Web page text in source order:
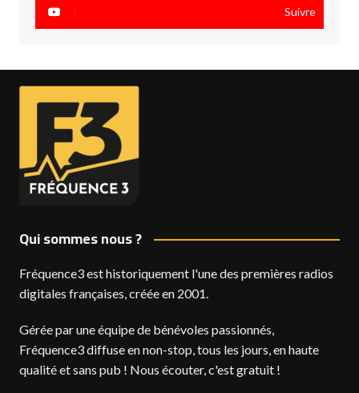
Suivre
Qui sommes nous ?
Fréquence3 est historiquement l'une des premières radios
digitales françaises, créée en 2001.
Gérée par une équipe de bénévoles passionnés,
Fréquence3 diffuse en non-stop, tous les jours, en haute
qualité et sans pub ! Nous écouter, c'est gratuit !